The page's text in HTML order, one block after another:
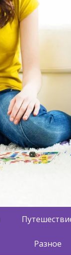
Разное